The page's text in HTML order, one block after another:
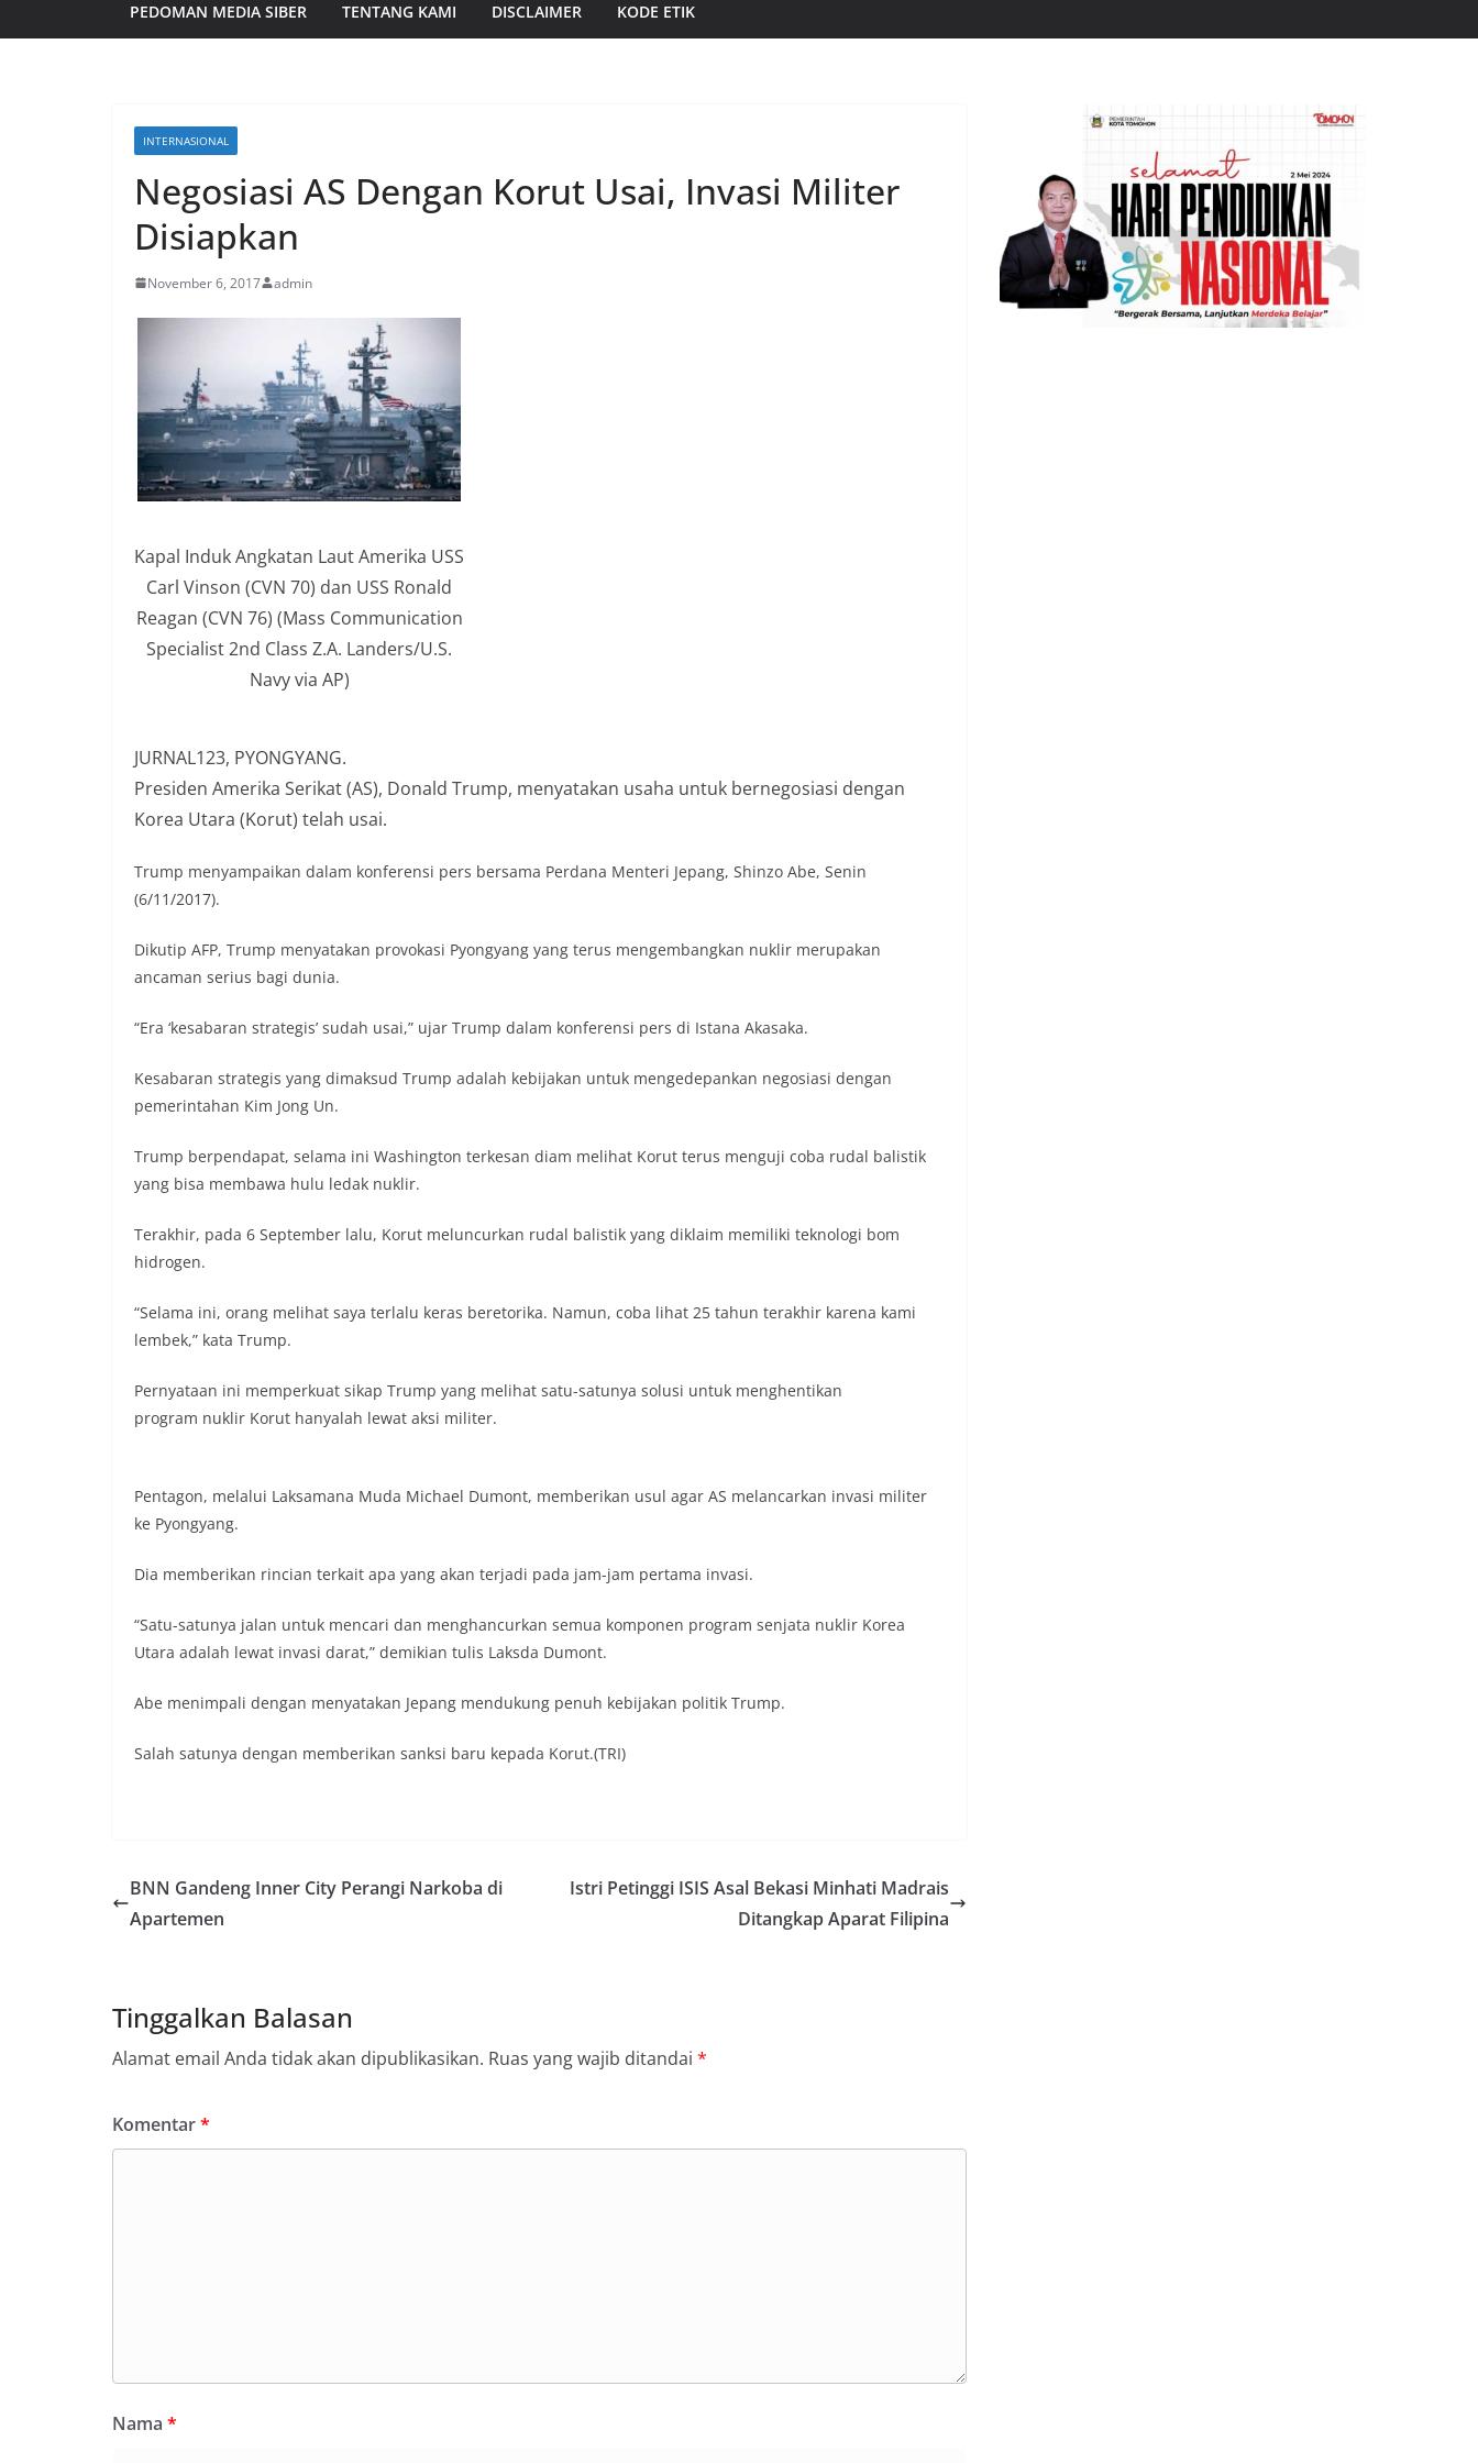
PEDOMAN MEDIA SIBER TENTANG KAMI DISCLAIMER KODE ETIK
INTERNASIONAL
Negosiasi AS Dengan Korut Usai, Invasi Militer
Disiapkan
November 6, 2017 admin
Kapal Induk Angkatan Laut Amerika USS
Carl Vinson (CVN 70) dan USS Ronald
Reagan (CVN 76) (Mass Communication
Specialist 2nd Class Z.A. Landers/U.S.
Navy via AP)
JURNAL123, PYONGYANG.
Presiden Amerika Serikat (AS), Donald Trump, menyatakan usaha untuk bernegosiasi dengan
Korea Utara (Korut) telah usai.
Trump menyampaikan dalam konferensi pers bersama Perdana Menteri Jepang, Shinzo Abe, Senin
(6/11/2017).
Dikutip AFP, Trump menyatakan provokasi Pyongyang yang terus mengembangkan nuklir merupakan
ancaman serius bagi dunia.
“Era ‘kesabaran strategis’ sudah usai,” ujar Trump dalam konferensi pers di Istana Akasaka.
Kesabaran strategis yang dimaksud Trump adalah kebijakan untuk mengedepankan negosiasi dengan
pemerintahan Kim Jong Un.
Trump berpendapat, selama ini Washington terkesan diam melihat Korut terus menguji coba rudal balistik
yang bisa membawa hulu ledak nuklir.
Terakhir, pada 6 September lalu, Korut meluncurkan rudal balistik yang diklaim memiliki teknologi bom
hidrogen.
“Selama ini, orang melihat saya terlalu keras beretorika. Namun, coba lihat 25 tahun terakhir karena kami
lembek,” kata Trump.
Pernyataan ini memperkuat sikap Trump yang melihat satu-satunya solusi untuk menghentikan
program nuklir Korut hanyalah lewat aksi militer.
Pentagon, melalui Laksamana Muda Michael Dumont, memberikan usul agar AS melancarkan invasi militer
ke Pyongyang.
Dia memberikan rincian terkait apa yang akan terjadi pada jam-jam pertama invasi.
“Satu-satunya jalan untuk mencari dan menghancurkan semua komponen program senjata nuklir Korea
Utara adalah lewat invasi darat,” demikian tulis Laksda Dumont.
Abe menimpali dengan menyatakan Jepang mendukung penuh kebijakan politik Trump.
Salah satunya dengan memberikan sanksi baru kepada Korut.(TRI)
BNN Gandeng Inner City Perangi Narkoba di
Apartemen
Istri Petinggi ISIS Asal Bekasi Minhati Madrais
Ditangkap Aparat Filipina
Tinggalkan Balasan
Alamat email Anda tidak akan dipublikasikan. Ruas yang wajib ditandai *
Komentar*
Nama *